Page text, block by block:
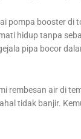
pompa booster di
hidup tanpa
pipa bocor
rembesan air di
tidak banjir.